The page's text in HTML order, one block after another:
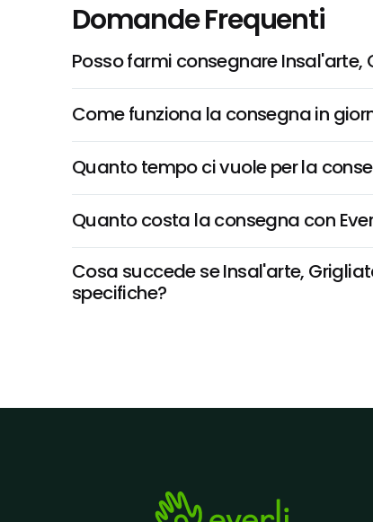
Domande Frequenti
Posso farmi consegnare Insal'arte,
Come funziona la consegna in
Quanto tempo ci vuole per la
Quanto costa la consegna con
Cosa succede se Insal'arte,
specifiche?